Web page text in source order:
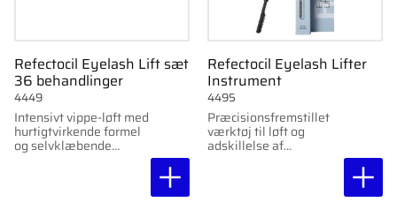
Refectocil Eyelash Lift sæt
36 behandlinger
Intensivt vippe-løft med
hurtigtvirkende formel
og selvklæbende
puder. Holder i op til 6
4449
Refectocil Eyelash Lifter
Instrument
Præcisionsfremstillet
værktøj til løft og
adskillelse af
4495